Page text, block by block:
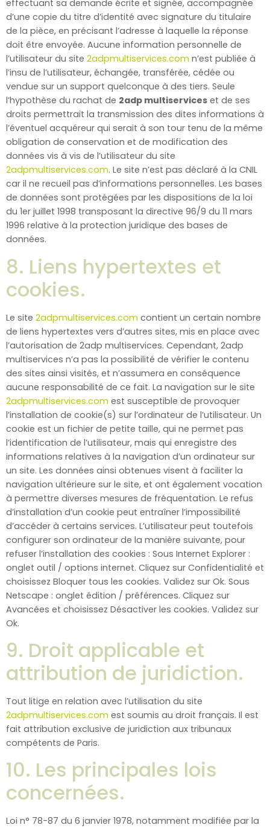
effectuant sa demande écrite et signée, accompagnée
d’une copie du titre d’identité avec signature du titulaire
de la pièce, en précisant l’adresse à laquelle la réponse
doit être envoyée. Aucune information personnelle de
l’utilisateur du site 2adpmultiservices.com n’est publiée à
l’insu de l’utilisateur, échangée, transférée, cédée ou
vendue sur un support quelconque à des tiers. Seule
l’hypothèse du rachat de 2adp multiservices et de ses
droits permettrait la transmission des dites informations à
l’éventuel acquéreur qui serait à son tour tenu de la même
obligation de conservation et de modification des
données vis à vis de l’utilisateur du site
2adpmultiservices.com. Le site n’est pas déclaré à la CNIL
car il ne recueil pas d’informations personnelles. Les bases
de données sont protégées par les dispositions de la loi
du 1er juillet 1998 transposant la directive 96/9 du 11 mars
1996 relative à la protection juridique des bases de
données.
8. Liens hypertextes et
cookies.
Le site 2adpmultiservices.com contient un certain nombre
de liens hypertextes vers d’autres sites, mis en place avec
l’autorisation de 2adp multiservices. Cependant, 2adp
multiservices n’a pas la possibilité de vérifier le contenu
des sites ainsi visités, et n’assumera en conséquence
aucune responsabilité de ce fait. La navigation sur le site
2adpmultiservices.com est susceptible de provoquer
l’installation de cookie(s) sur l’ordinateur de l’utilisateur. Un
cookie est un fichier de petite taille, qui ne permet pas
l’identification de l’utilisateur, mais qui enregistre des
informations relatives à la navigation d’un ordinateur sur
un site. Les données ainsi obtenues visent à faciliter la
navigation ultérieure sur le site, et ont également vocation
à permettre diverses mesures de fréquentation. Le refus
d’installation d’un cookie peut entraîner l’impossibilité
d’accéder à certains services. L’utilisateur peut toutefois
configurer son ordinateur de la manière suivante, pour
refuser l’installation des cookies : Sous Internet Explorer :
onglet outil / options internet. Cliquez sur Confidentialité et
choisissez Bloquer tous les cookies. Validez sur Ok. Sous
Netscape : onglet édition / préférences. Cliquez sur
Avancées et choisissez Désactiver les cookies. Validez sur
Ok.
9. Droit applicable et
attribution de juridiction.
Tout litige en relation avec l’utilisation du site
2adpmultiservices.com est soumis au droit français. Il est
fait attribution exclusive de juridiction aux tribunaux
compétents de Paris.
10. Les principales lois
concernées.
Loi n° 78-87 du 6 janvier 1978, notamment modifiée par la